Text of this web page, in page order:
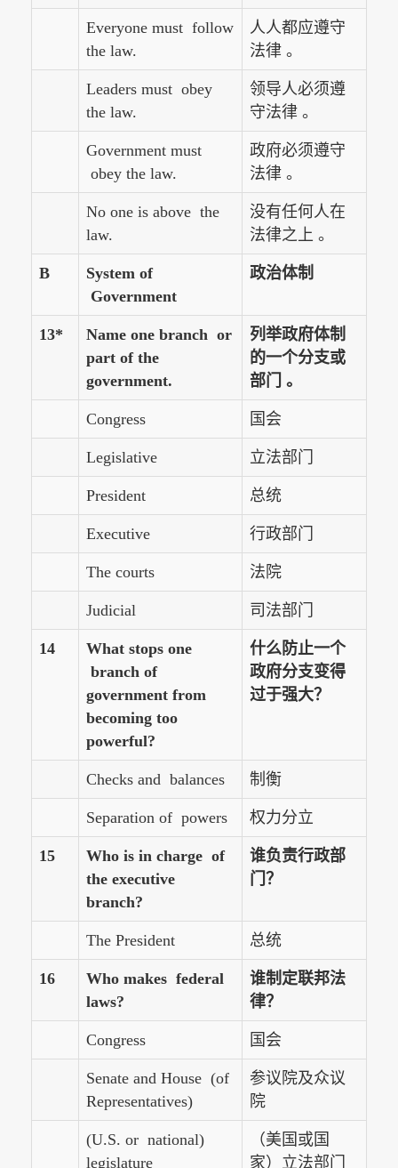
Everyone must follow
the law.
人人都应遵守
法律 。
Leaders must obey
the law.
领导人必须遵
守法律 。
Government must
obey the law.
政府必须遵守
法律 。
No one is above the
law.
没有任何人在
法律之上 。
B
System of
Government
政治体制
13*
Name one branch or
part of the
government.
列举政府体制
的一个分支或
部门 。
Congress 国会
Legislative 立法部门
President 总统
Executive 行政部门
The courts 法院
Judicial 司法部门
14
What stops one
branch of
government from
becoming too
powerful?
什么防止一个
政府分支变得
过于强大？
Checks and balances 制衡
Separation of powers 权力分立
15
Who is in charge of
the executive
branch?
谁负责行政部
门？
The President 总统
16
Who makes federal
laws?
谁制定联邦法
律？
Congress 国会
Senate and House (of
Representatives)
参议院及众议
院
(U.S. or national)
legislature
（美国或国
家）立法部门